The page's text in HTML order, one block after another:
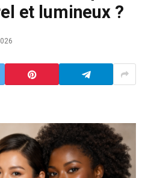
et lumineux ?